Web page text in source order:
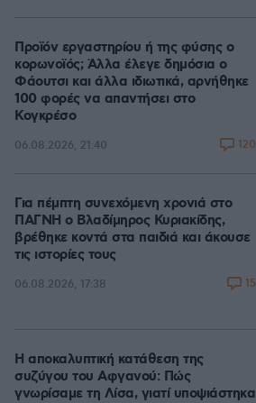
Προϊόν εργαστηρίου ή της φύσης ο
κορωνοϊός; Άλλα έλεγε δημόσια ο
Φάουτσι και άλλα ιδιωτικά, αρνήθηκε
100 φορές να απαντήσει στο
Κογκρέσο
06.08.2026, 21:40 120
Για πέμπτη συνεχόμενη χρονιά στο
ΠΑΓΝΗ ο Βλαδίμηρος Κυριακίδης,
βρέθηκε κοντά στα παιδιά και άκουσε
τις ιστορίες τους
06.08.2026, 17:38 15
Η αποκαλυπτική κατάθεση της
συζύγου του Αφγανού: Πώς
γνωρίσαμε τη Λίσα, γιατί υποψιάστηκα